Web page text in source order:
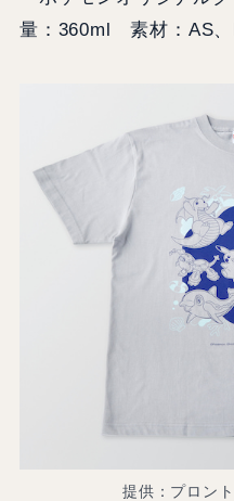
量：360ml 素材：AS
提供：プロン